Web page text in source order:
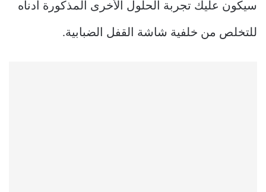
سيكون عليك تجربة الحلول الأخرى المذكورة أدناه
للتخلص من خلفية شاشة القفل الضبابية.